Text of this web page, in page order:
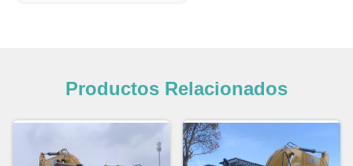
Productos Relacionados